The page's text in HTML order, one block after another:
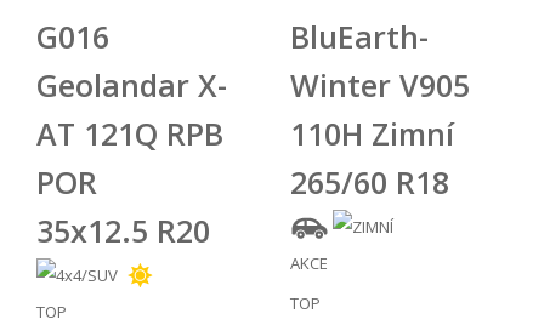
G016
Geolandar X-
AT 121Q RPB
POR
35x12.5 R20
TOP
BluEarth-
Winter V905
110H Zimní
265/60 R18
AKCE
TOP